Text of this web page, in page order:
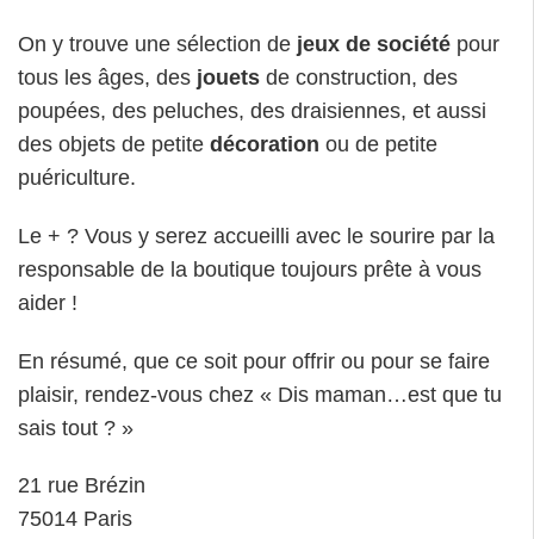
On y trouve une sélection de jeux de société pour
tous les âges, des jouets de construction, des
poupées, des peluches, des draisiennes, et aussi
des objets de petite décoration ou de petite
puériculture.
Le + ? Vous y serez accueilli avec le sourire par la
responsable de la boutique toujours prête à vous
aider !
En résumé, que ce soit pour offrir ou pour se faire
plaisir, rendez-vous chez « Dis maman…est que tu
sais tout ? »
21 rue Brézin
75014 Paris